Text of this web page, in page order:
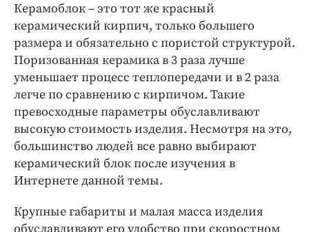
Керамоблок – это тот же красный
керамический кирпич, только большего
размера и обязательно с пористой структурой.
Поризованная керамика в 3 раза лучше
уменьшает процесс теплопередачи и в 2 раза
легче по сравнению с кирпичом. Такие
превосходные параметры обуславливают
высокую стоимость изделия. Несмотря на это,
большинство людей все равно выбирают
керамический блок после изучения в
Интернете данной темы.
Крупные габариты и малая масса изделия